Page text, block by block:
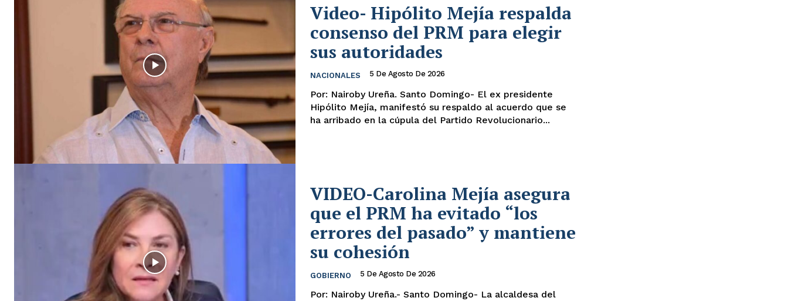
Video- Hipólito Mejía respalda
consenso del PRM para elegir
sus autoridades
NACIONALES 5 De Agosto De 2026
Por: Nairoby Ureña. Santo Domingo- El ex presidente
Hipólito Mejía, manifestó su respaldo al acuerdo que se
ha arribado en la cúpula del Partido Revolucionario...
VIDEO-Carolina Mejía asegura
que el PRM ha evitado “los
errores del pasado” y mantiene
su cohesión
GOBIERNO 5 De Agosto De 2026
Por: Nairoby Ureña.- Santo Domingo- La alcaldesa del